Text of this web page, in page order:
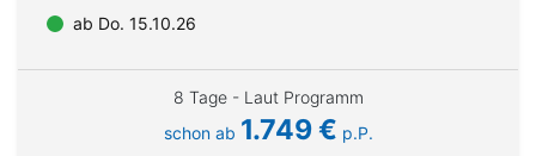
ab Do. 15.10.26
8 Tage - Laut Programm
schon ab 1.749 € p.P.